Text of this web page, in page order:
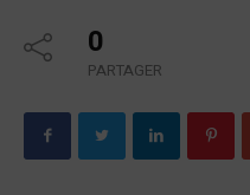
0
PARTAGER